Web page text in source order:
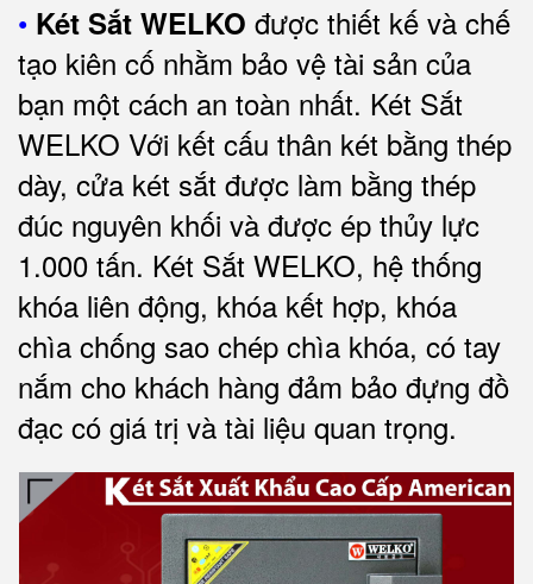
• Két Sắt WELKO được thiết kế và chế
tạo kiên cố nhằm bảo vệ tài sản của
bạn một cách an toàn nhất. Két Sắt
WELKO Với kết cấu thân két bằng thép
dày, cửa két sắt được làm bằng thép
đúc nguyên khối và được ép thủy lực
1.000 tấn. Két Sắt WELKO, hệ thống
khóa liên động, khóa kết hợp, khóa
chìa chống sao chép chìa khóa, có tay
nắm cho khách hàng đảm bảo đựng đồ
đạc có giá trị và tài liệu quan trọng.